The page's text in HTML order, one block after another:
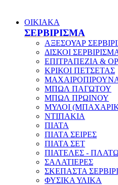
ΟΙΚΙΑΚΑ
ΣΕΡΒΙΡΙΣΜΑ
ΑΞΕΣΟΥΑΡ
ΔΙΣΚΟΙ
ΕΠΙΤΡΑΠΕΖΙΑ &
ΚΡΙΚΟΙ ΠΕΤΣΕΤΑΣ
ΜΠΩΛ ΠΑΓΩΤΟΥ
ΜΠΩΛ ΠΡΩΙΝΟΥ
ΜΥΛΟΙ
ΝΤΙΠΑΚΙΑ
ΠΙΑΤΑ
ΠΙΑΤΑ ΣΕΙΡΕΣ
ΠΙΑΤΑ ΣΕΤ
ΠΙΑΤΕΛΕΣ - ΠΛΑΤΩ
ΣΑΛΑΤΙΕΡΕΣ
ΣΚΕΠΑΣΤΑ
ΦΥΣΙΚΑ ΥΛΙΚΑ